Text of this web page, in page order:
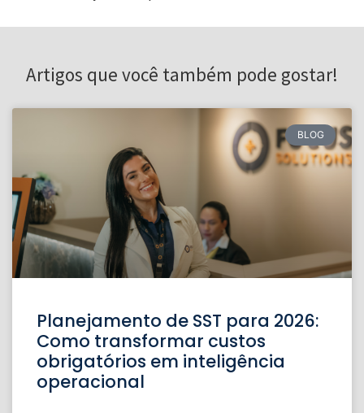
Artigos que você também pode gostar!
BLOG
Planejamento de SST para 2026:
Como transformar custos
obrigatórios em inteligência
operacional